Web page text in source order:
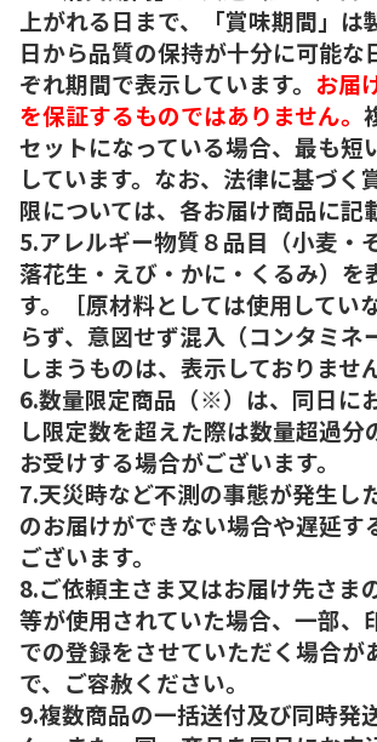
上がれる日まで、「賞味期間」は
日から品質の保持が十分に可能な
ぞれ期間で表示しています。 お届
を保証するものではありません。
セットになっている場合、最も短
しています。なお、法律に基づく
限については、各お届け商品に記
5.アレルギー物質８品目（小麦・
落花生・えび・かに・くるみ）を
す。［原材料としては使用してい
らず、意図せず混入（コンタミネ
しまうものは、表示しておりませ
6.数量限定商品（※）は、同日に
し限定数を超えた際は数量超過分
お受けする場合がございます。
7.天災時など不測の事態が発生し
のお届けができない場合や遅延す
ございます。
8.ご依頼主さま又はお届け先さま
等が使用されていた場合、一部、
での登録をさせていただく場合が
で、ご容赦ください。
9.複数商品の一括送付及び同時発